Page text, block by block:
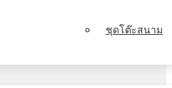
ชุดโต๊ะสนาม